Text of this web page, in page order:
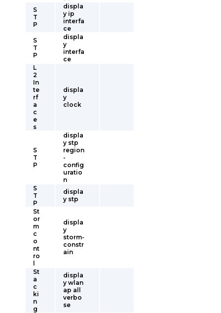
S
T
P
displa
y ip
interfa
ce
S
T
P
displa
y
interfa
ce
L
2
In
te
rf
a
c
e
s
displa
y
clock
S
T
P
displa
y stp
region
-
config
uratio
n
S
T
P
displa
y stp
St
or
m
c
o
nt
ro
displa
y
storm-
constr
ain
St
a
c
ki
n
g
displa
y wlan
ap all
verbo
se